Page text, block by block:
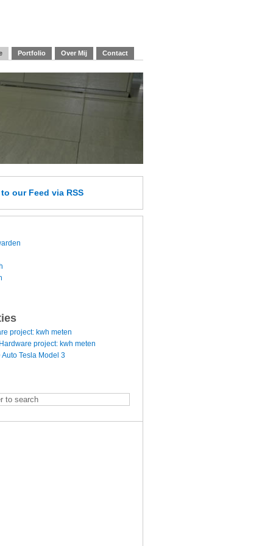
Portfolio Over Mij Contact
to our Feed via RSS
project: kwh meten
Hardware project: kwh meten
Auto Tesla Model 3